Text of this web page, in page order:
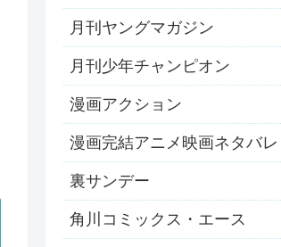
月刊ヤングマガジン
月刊少年チャンピオン
漫画アクション
漫画完結アニメ映画ネタバレ
裏サンデー
角川コミックス・エース